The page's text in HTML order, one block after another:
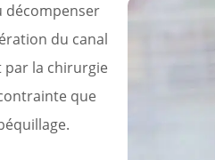
décompenser
du canal
par la chirurgie
que